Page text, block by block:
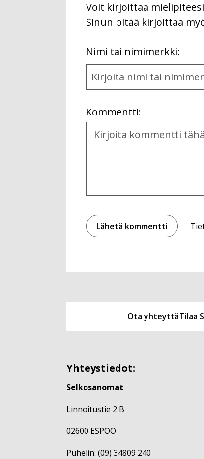
Voit kirjoittaa
Sinun pitää kirjoittaa
Nimi tai nimimerkki:First
and
Kommentti:
Kommentti
Ota yhteyttäTilaa
Yhteystiedot:
Selkosanomat
Linnoitustie 2 B
02600 ESPOO
Puhelin: (09) 34809 240